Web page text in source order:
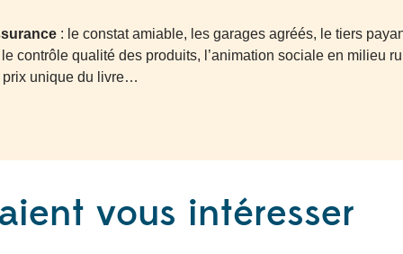
: le constat amiable, les garages agréés, le tiers
le contrôle qualité des produits, l’animation sociale en milieu
prix unique du livre…
vous intéresser